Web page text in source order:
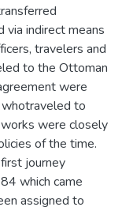
via indirect means
travelers and
to the Ottoman
were
to
were closely
of the time.
journey
which came
assigned to